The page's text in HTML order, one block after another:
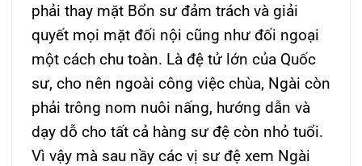
phải thay mặt Bổn sư đảm trách và giải
quyết mọi mặt đối nội cũng như đối ngoại
một cách chu toàn. Là đệ tử lớn của Quốc
sư, cho nên ngoài công việc chùa, Ngài còn
phải trông nom nuôi nấng, hướng dẫn và
dạy dỗ cho tất cả hàng sư đệ còn nhỏ tuổi.
Vì vậy mà sau nầy các vị sư đệ xem Ngài